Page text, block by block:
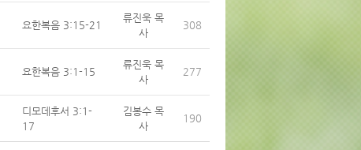
요한복음 3:15-21
류진욱 목
사
308
요한복음 3:1-15
류진욱 목
사
277
디모데후서 3:1-
17
김봉수 목
사
190